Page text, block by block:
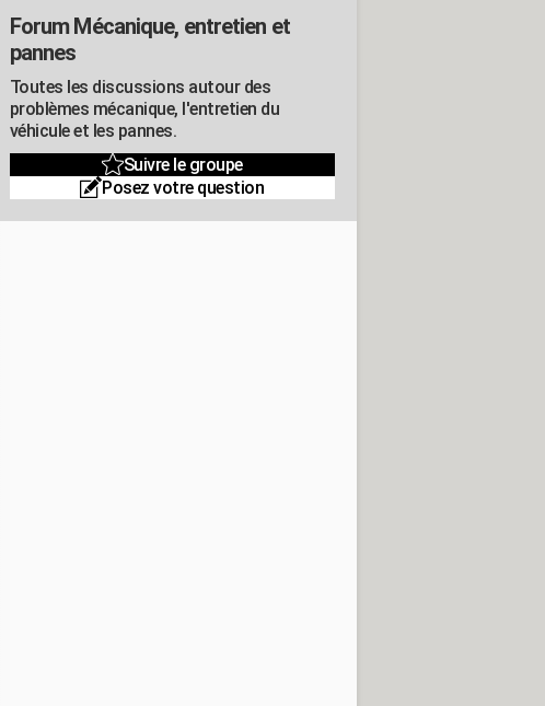
Forum Mécanique, entretien et
pannes
Toutes les discussions autour des
problèmes mécanique, l'entretien du
véhicule et les pannes.
Suivre le groupe
Posez votre question